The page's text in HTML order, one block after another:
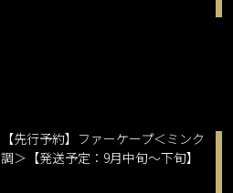
【先行予約】ファーケープ＜ミンク
調＞【発送予定：9月中旬～下旬】